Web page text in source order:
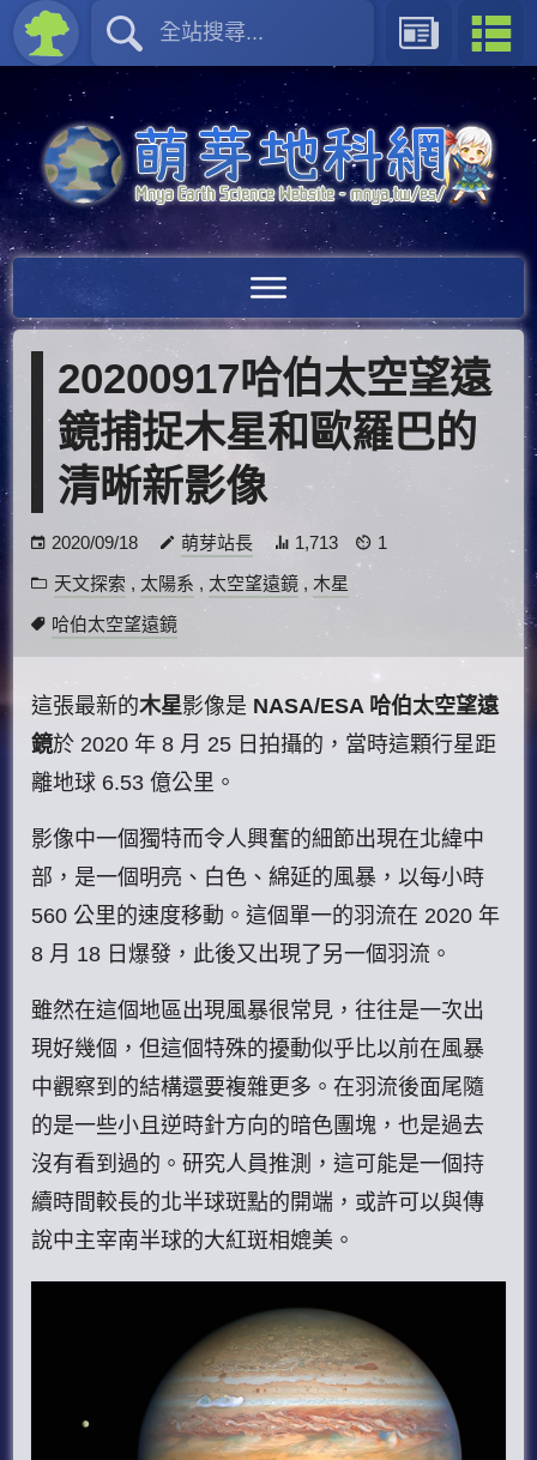
20200917哈伯太空望遠
鏡捕捉木星和歐羅巴的
清晰新影像
2020/09/18 萌芽站長 1,713
1
天文探索 , 太陽系 , 太空望遠鏡 , 木星
哈伯太空望遠鏡
這張最新的木星影像是 NASA/ESA 哈伯太空望遠
鏡於 2020 年 8 月 25 日拍攝的，當時這顆行星距
離地球 6.53 億公里。
影像中一個獨特而令人興奮的細節出現在北緯中
部，是一個明亮、白色、綿延的風暴，以每小時
560 公里的速度移動。這個單一的羽流在 2020 年
8 月 18 日爆發，此後又出現了另一個羽流。
雖然在這個地區出現風暴很常見，往往是一次出
現好幾個，但這個特殊的擾動似乎比以前在風暴
中觀察到的結構還要複雜更多。在羽流後面尾隨
的是一些小且逆時針方向的暗色團塊，也是過去
沒有看到過的。研究人員推測，這可能是一個持
續時間較長的北半球斑點的開端，或許可以與傳
說中主宰南半球的大紅斑相媲美。